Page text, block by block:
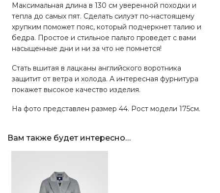
Максимальная длина в 130 см уверенной походки и
тепла до самых пят. Сделать силуэт по-настоящему
хрупким поможет пояс, который подчеркнет талию и
бедра. Простое и стильное пальто проведет с вами
насыщенные дни и ни за что не помнется!
Стать вшитая в лацканы английского воротника
защитит от ветра и холода. А интересная фурнитура
покажет высокое качество изделия.
На фото представлен размер 44. Рост модели 175см.
Вам также будет интересно…